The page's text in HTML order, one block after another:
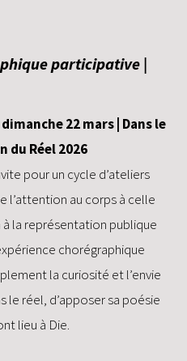
participative |
22 mars | Dans le
du Réel 2026
pour un cycle d’ateliers
l’attention au corps à celle
la représentation publique
chorégraphique
la curiosité et l’envie
le réel, d’apposer sa poésie
lieu à Die.